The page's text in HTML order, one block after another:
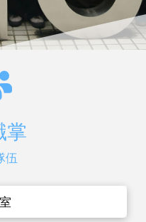
掌
伍